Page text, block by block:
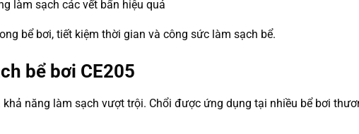
làm sạch các vết bẩn hiệu quả
bể bơi, tiết kiệm thời gian và công sức làm sạch bể.
bể bơi CE205
năng làm sạch vượt trội. Chổi được ứng dụng tại nhiều bể bơi